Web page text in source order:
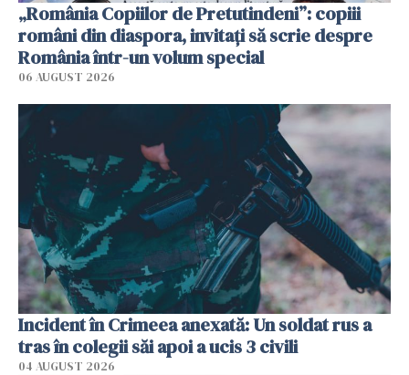
„România Copiilor de Pretutindeni”: copiii
români din diaspora, invitați să scrie despre
România într-un volum special
06 AUGUST 2026
Incident în Crimeea anexată: Un soldat rus a
tras în colegii săi apoi a ucis 3 civili
04 AUGUST 2026